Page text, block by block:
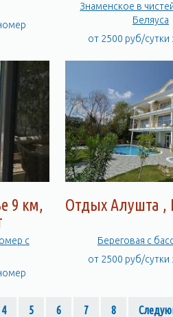
Знаменское в
Беляуса
от 2500 руб/сутки
9 км,
с
Отдых Алушта ,
от 2500 руб/сутки
4 5 6 7 8